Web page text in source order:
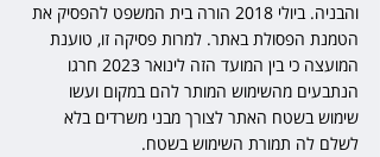
והבניה. ביולי 2018 הורה בית המשפט להפסיק את
הטמנת הפסולת באתר. למרות פסיקה זו, טוענת
המועצה כי בין המועד הזה לינואר 2023 חרגו
הנתבעים מהשימוש המותר להם במקום ועשו
שימוש בשטח האתר לצורך מבני משרדים בלא
לשלם לה תמורת השימוש בשטח.